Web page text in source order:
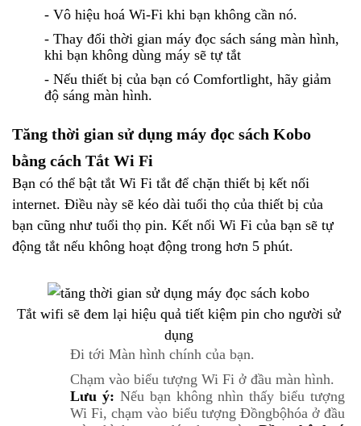
- Vô hiệu hoá Wi-Fi khi bạn không cần nó.
- Thay đổi thời gian máy đọc sách sáng màn hình,
khi bạn không dùng máy sẽ tự tắt
- Nếu thiết bị của bạn có Comfortlight, hãy giảm
độ sáng màn hình.
Tăng thời gian sử dụng máy đọc sách Kobo
bằng cách Tắt Wi Fi
Bạn có thể bật tắt Wi Fi tắt để chặn thiết bị kết nối
internet. Điều này sẽ kéo dài tuổi thọ của thiết bị của
bạn cũng như tuổi thọ pin. Kết nối Wi Fi của bạn sẽ tự
động tắt nếu không hoạt động trong hơn 5 phút.
Tắt wifi sẽ đem lại hiệu quả tiết kiệm pin cho người sử
dụng
Đi tới Màn hình chính của bạn.
Chạm vào biểu tượng Wi Fi ở đầu màn hình.
Lưu ý: Nếu bạn không nhìn thấy biểu tượng
Wi Fi, chạm vào biểu tượng Đồngbộhóa ở đầu